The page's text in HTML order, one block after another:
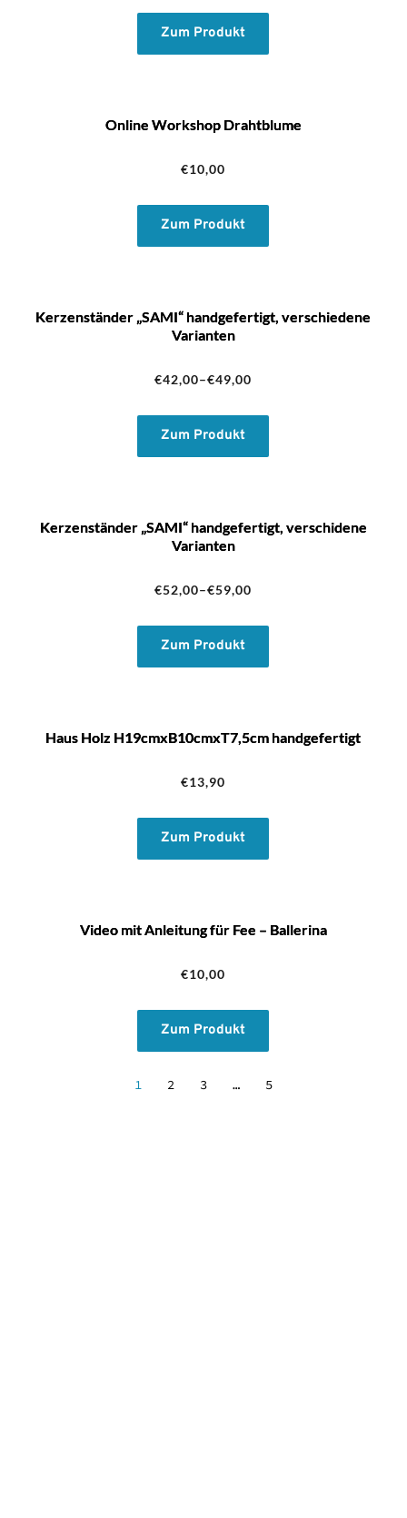
Zum Produkt
Online Workshop Drahtblume
€10,00
Zum Produkt
Kerzenständer „SAMI“ handgefertigt, verschiedene
Varianten
€42,00–€49,00
Zum Produkt
Kerzenständer „SAMI“ handgefertigt, verschidene
Varianten
€52,00–€59,00
Zum Produkt
Haus Holz H19cmxB10cmxT7,5cm handgefertigt
€13,90
Zum Produkt
Video mit Anleitung für Fee – Ballerina
€10,00
Zum Produkt
1 2 3 … 5